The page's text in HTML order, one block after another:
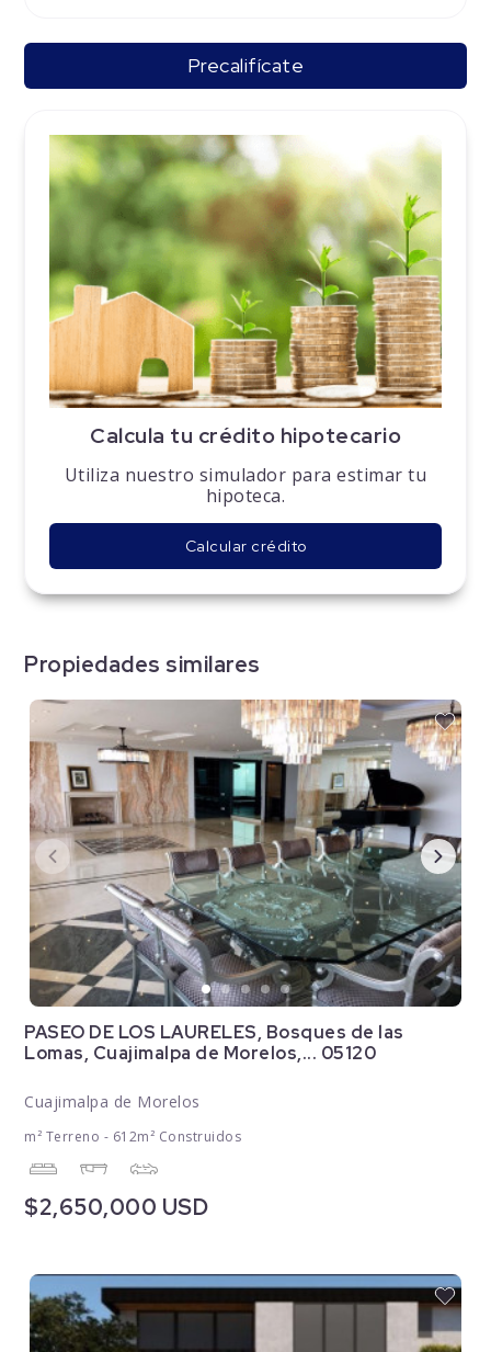
Precalifícate
Calcula tu crédito hipotecario
Utiliza nuestro simulador para estimar tu
hipoteca.
Calcular crédito
Propiedades similares
PASEO DE LOS LAURELES, Bosques de las
Lomas, Cuajimalpa de Morelos,... 05120
Cuajimalpa de Morelos
m² Terreno - 612m² Construidos
$2,650,000 USD